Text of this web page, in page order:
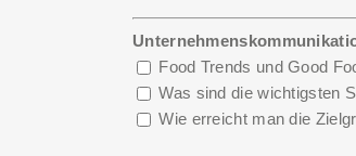
Food Trends und Good
Was sind die wichtigsten
Wie erreicht man die